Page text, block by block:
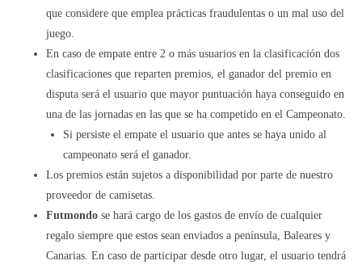
que considere que emplea prácticas fraudulentas o un mal uso del
juego.
En caso de empate entre 2 o más usuarios en la clasificación dos
clasificaciones que reparten premios, el ganador del premio en
disputa será el usuario que mayor puntuación haya conseguido en
una de las jornadas en las que se ha competido en el Campeonato.
Si persiste el empate el usuario que antes se haya unido al
campeonato será el ganador.
Los premios están sujetos a disponibilidad por parte de nuestro
proveedor de camisetas.
Futmondo se hará cargo de los gastos de envío de cualquier
regalo siempre que estos sean enviados a península, Baleares y
Canarias. En caso de participar desde otro lugar, el usuario tendrá